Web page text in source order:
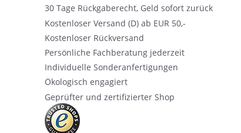
30 Tage Rückgaberecht, Geld sofort zurück
Kostenloser Versand (D) ab EUR 50,-
Kostenloser Rückversand
Persönliche Fachberatung jederzeit
Individuelle Sonderanfertigungen
Ökologisch engagiert
Geprüfter und zertifizierter Shop